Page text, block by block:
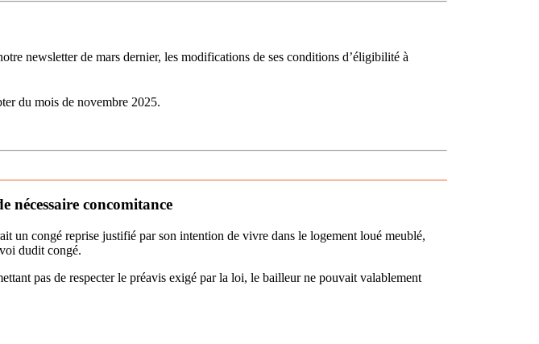
newsletter de mars dernier, les modifications de ses conditions d’éligibilité à
du mois de novembre 2025.
nécessaire concomitance
un congé reprise justifié par son intention de vivre dans le logement loué meublé,
dudit congé.
pas de respecter le préavis exigé par la loi, le bailleur ne pouvait valablement